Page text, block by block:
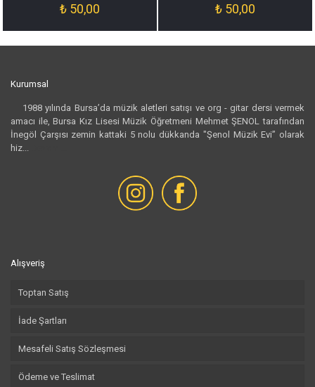
₺ 50,00 ₺ 50,00
Kurumsal
1988 yılında Bursa’da müzik aletleri satışı ve org - gitar dersi vermek
amacı ile, Bursa Kız Lisesi Müzik Öğretmeni Mehmet ŞENOL tarafından
İnegöl Çarşısı zemin kattaki 5 nolu dükkanda "Şenol Müzik Evi” olarak
hiz...
Alışveriş
Toptan Satış
İade Şartları
Mesafeli Satış Sözleşmesi
Ödeme ve Teslimat